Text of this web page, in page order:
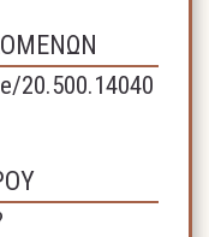
20.500.14040